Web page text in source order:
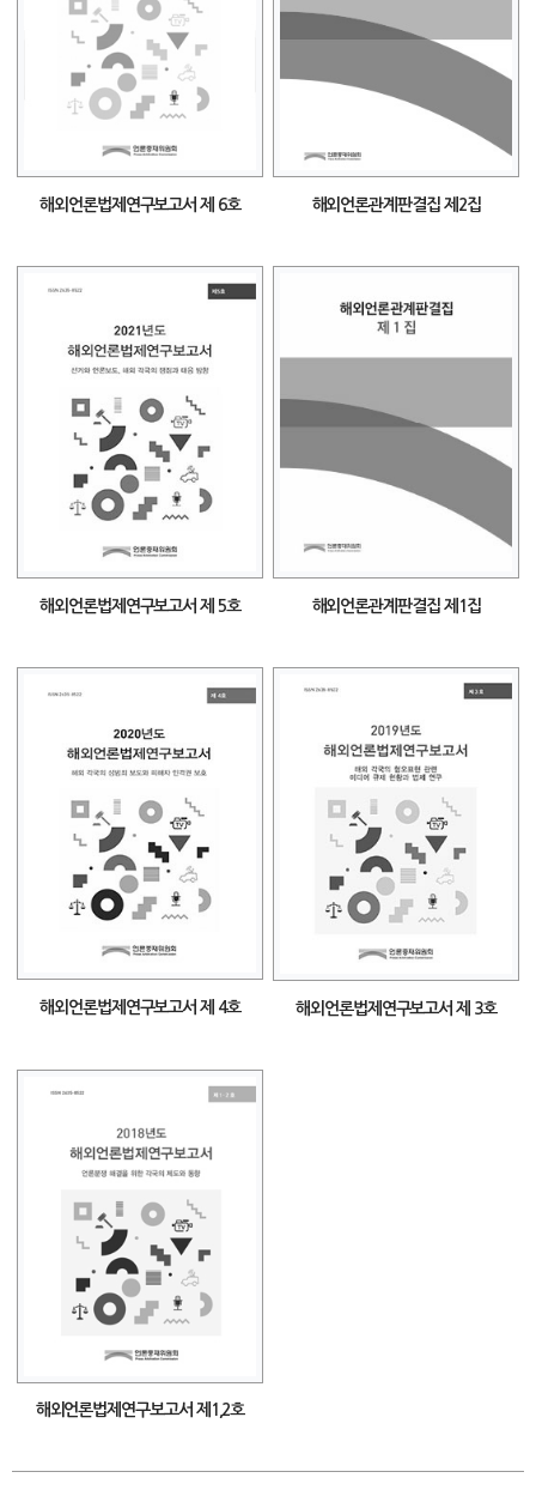
해외언론법제연구보고서 제 6호 해외언론관계판결집 제2집
해외언론법제연구보고서 제 5호 해외언론관계판결집 제1집
해외언론법제연구보고서 제 4호 해외언론법제연구보고서 제 3호
해외언론법제연구보고서 제1,2호